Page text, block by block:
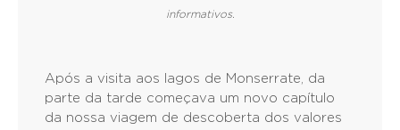
informativos.
Após a visita aos lagos de Monserrate, da
parte da tarde começava um novo capítulo
da nossa viagem de descoberta dos valores